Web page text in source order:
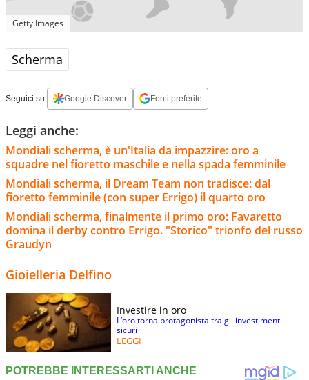
Getty Images
Scherma
Seguici su: Google Discover Fonti preferite
Leggi anche:
Mondiali scherma, è un'Italia da impazzire: oro a
squadre nel fioretto maschile e nella spada femminile
Mondiali scherma, il Dream Team non tradisce: dal
fioretto femminile (con super Errigo) il quarto oro
Mondiali scherma, finalmente il primo oro: Favaretto
domina il derby contro Errigo. "Storico" trionfo del russo
Graudyn
Gioielleria Delfino
Investire in oro
L’oro torna protagonista tra gli investimenti
sicuri
LEGGI